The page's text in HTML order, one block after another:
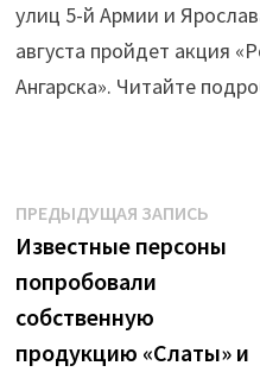
улиц 5-й Армии и
августа пройдет акция
Ангарска». Читайте
Навигация
по
записям
ПРЕДЫДУЩАЯ ЗАПИСЬ
Известные персоны
попробовали
собственную
продукцию «Слаты» и